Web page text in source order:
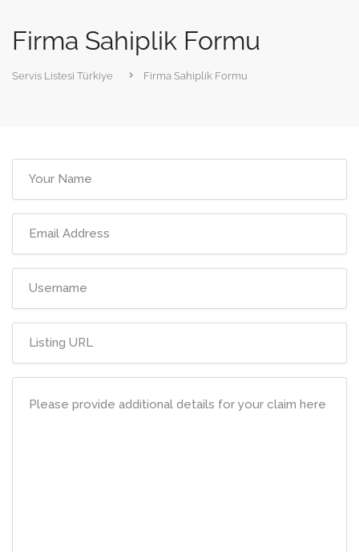
Firma Sahiplik Formu
Servis Listesi Türkiye Firma Sahiplik Formu